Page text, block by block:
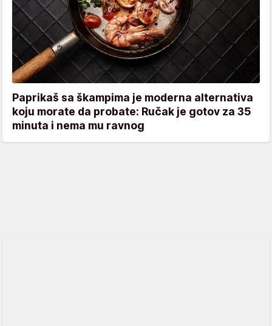
Paprikaš sa škampima je moderna alternativa
koju morate da probate: Ručak je gotov za 35
minuta i nema mu ravnog